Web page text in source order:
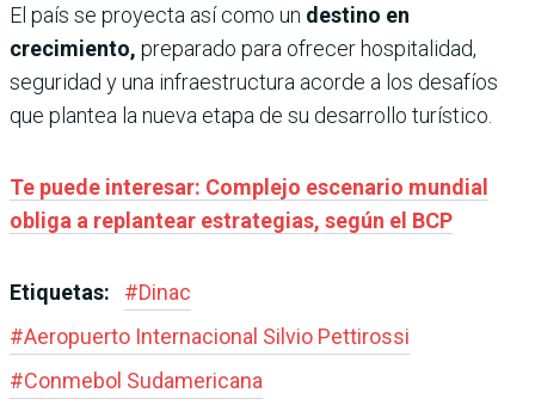
El país se proyecta así como un destino en
crecimiento, preparado para ofrecer hospitalidad,
seguridad y una infraestructura acorde a los desafíos
que plantea la nueva etapa de su desarrollo turístico.
Te puede interesar: Complejo escenario mundial
obliga a replantear estrategias, según el BCP
Etiquetas: #Dinac
#Aeropuerto Internacional Silvio Pettirossi
#Conmebol Sudamericana